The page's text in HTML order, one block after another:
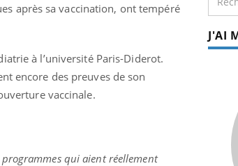
après sa vaccination, ont tempéré
à l’université Paris-Diderot.
encore des preuves de son
vaccinale.
programmes qui aient réellement
J'AI